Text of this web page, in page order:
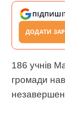
ДОДАТИ
186 учнів
громади